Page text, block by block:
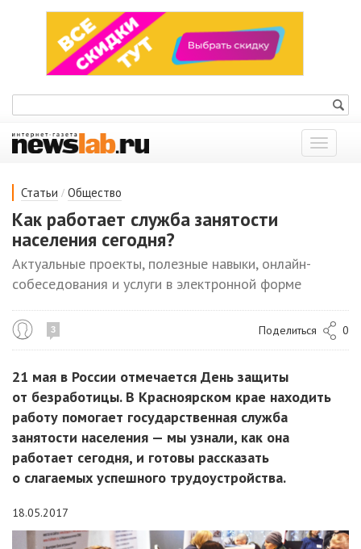
Показать
меню
Статьи / Общество
Как работает служба занятости
населения сегодня?
Актуальные проекты, полезные навыки, онлайн-
собеседования и услуги в электронной форме
3 Поделиться 0
21 мая в России отмечается День защиты
от безработицы. В Красноярском крае находить
работу помогает государственная служба
занятости населения — мы узнали, как она
работает сегодня, и готовы рассказать
о слагаемых успешного трудоустройства.
18.05.2017